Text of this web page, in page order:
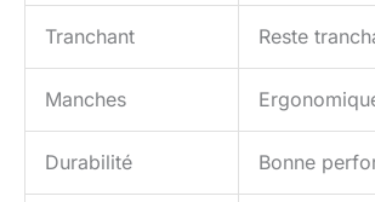
Tranchant Reste
Manches
Durabilité Bonne